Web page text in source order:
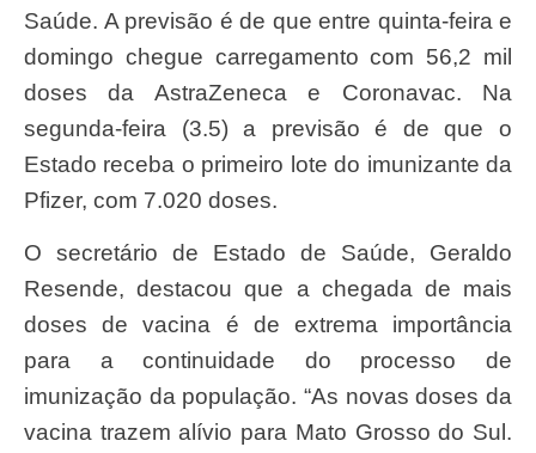
Saúde. A previsão é de que entre quinta-feira e
domingo chegue carregamento com 56,2 mil
doses da AstraZeneca e Coronavac. Na
segunda-feira (3.5) a previsão é de que o
Estado receba o primeiro lote do imunizante da
Pfizer, com 7.020 doses.
O secretário de Estado de Saúde, Geraldo
Resende, destacou que a chegada de mais
doses de vacina é de extrema importância
para a continuidade do processo de
imunização da população. “As novas doses da
vacina trazem alívio para Mato Grosso do Sul.